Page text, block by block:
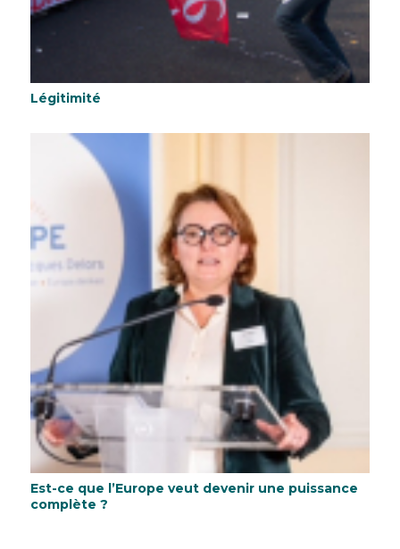
Légitimité
Est-ce que l’Europe veut devenir une puissance
complète ?